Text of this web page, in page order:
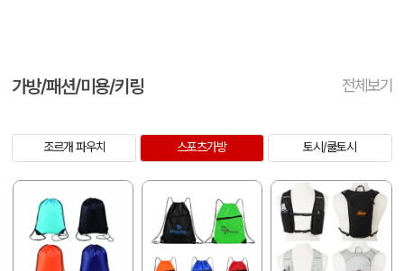
가방/패션/미용/키링 전체보기
조르개 파우치 스포츠가방 토시/쿨토시